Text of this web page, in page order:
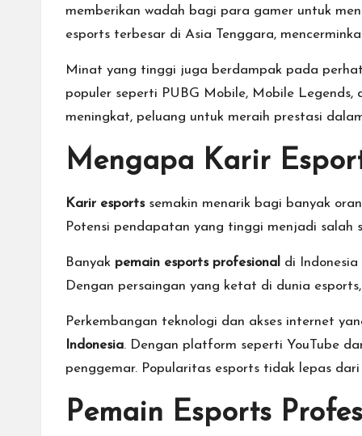
memberikan wadah bagi para gamer untuk
esports terbesar di Asia Tenggara,
Minat yang tinggi juga berdampak pada
populer seperti PUBG Mobile, Mobile
meningkat, peluang untuk meraih prestasi
Mengapa Karir
Karir esportssemakin menarik bagi banyak
Potensi pendapatan yang tinggi menjadi
Banyak pemain esports profesional di
Dengan persaingan yang ketat di dunia
Perkembangan teknologi dan akses internet
Indonesia. Dengan platform seperti YouTube
penggemar. Popularitas esports tidak lepas
Pemain Esports